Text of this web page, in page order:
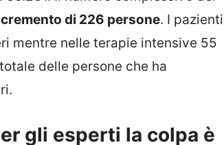
di 226 persone. I pazienti
mentre nelle terapie intensive 55
delle persone che ha
gli esperti la colpa è